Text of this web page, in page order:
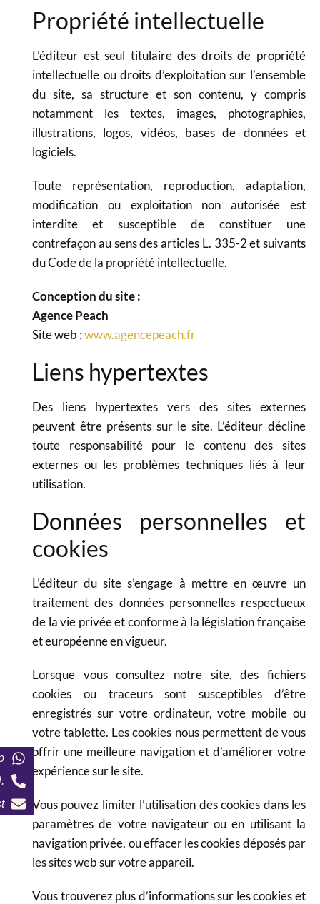
Propriété intellectuelle
L’éditeur est seul titulaire des droits de propriété
intellectuelle ou droits d’exploitation sur l’ensemble
du site, sa structure et son contenu, y compris
notamment les textes, images, photographies,
illustrations, logos, vidéos, bases de données et
logiciels.
Toute représentation, reproduction, adaptation,
modification ou exploitation non autorisée est
interdite et susceptible de constituer une
contrefaçon au sens des articles L. 335-2 et suivants
du Code de la propriété intellectuelle.
Conception du site :
Agence Peach
Site web :www.agencepeach.fr
Liens hypertextes
Des liens hypertextes vers des sites externes
peuvent être présents sur le site. L’éditeur décline
toute responsabilité pour le contenu des sites
externes ou les problèmes techniques liés à leur
utilisation.
Données personnelles et
cookies
L’éditeur du site s’engage à mettre en œuvre un
traitement des données personnelles respectueux
de la vie privée et conforme à la législation française
et européenne en vigueur.
Lorsque vous consultez notre site, des fichiers
cookies ou traceurs sont susceptibles d’être
enregistrés sur votre ordinateur, votre mobile ou
votre tablette. Les cookies nous permettent de vous
offrir une meilleure navigation et d’améliorer votre
expérience sur le site.
Vous pouvez limiter l’utilisation des cookies dans les
paramètres de votre navigateur ou en utilisant la
navigation privée, ou effacer les cookies déposés par
les sites web sur votre appareil.
Vous trouverez plus d’informations sur les cookies et